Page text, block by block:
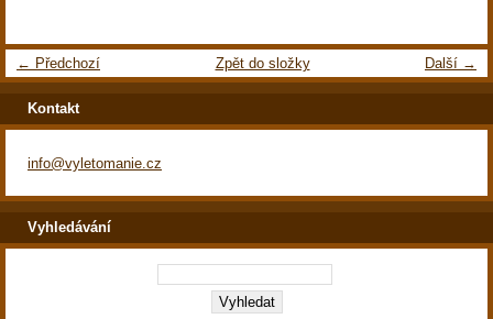
← Předchozí Další →
Zpět do složky
Kontakt
info@vyletomanie.cz
Vyhledávání